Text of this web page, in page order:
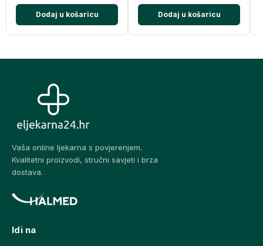
Dodaj u košaricu Dodaj u košaricu
Vaša online ljekarna s povjerenjem.
Kvalitetni proizvodi, stručni savjeti i brza
dostava.
Idi na